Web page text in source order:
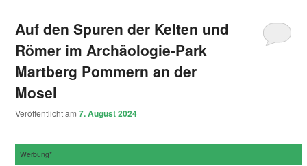
Auf den Spuren der Kelten und
Römer im Archäologie-Park
Martberg Pommern an der
Mosel
Veröffentlicht am7. August 2024
Werbung*